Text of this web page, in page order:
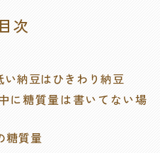
目次
い納豆はひきわり納豆
に糖質量は書いてない場
糖質量